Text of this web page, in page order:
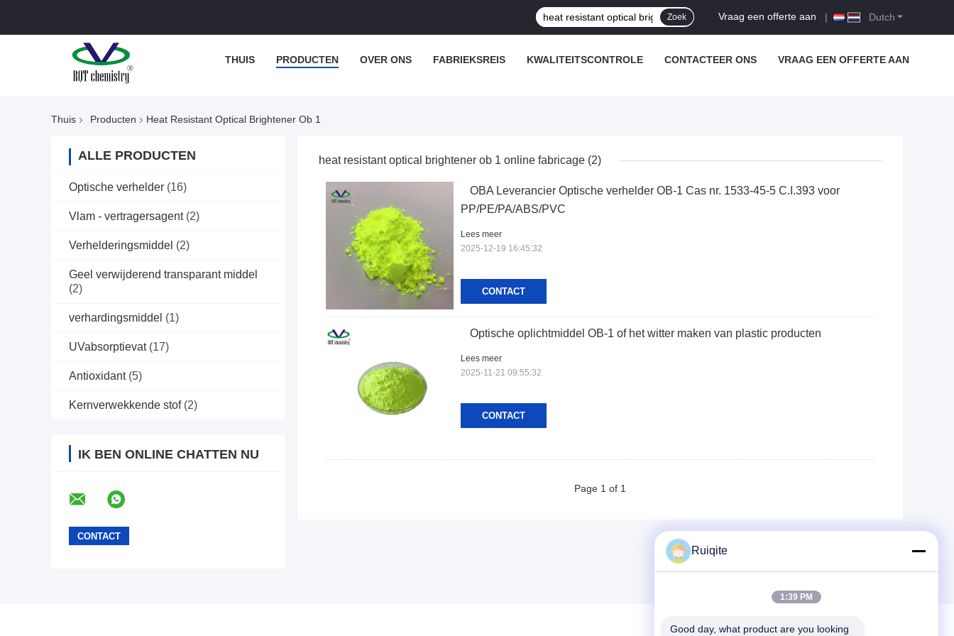
Dutch
Vraag een offerte aan |
Zoek
THUIS PRODUCTEN OVER ONS FABRIEKSREIS KWALITEITSCONTROLE CONTACTEER ONS VRAAG EEN OFFERTE AAN
Thuis Producten Heat Resistant Optical Brightener Ob 1
ALLE PRODUCTEN
Optische verhelder (16)
Vlam - vertragersagent (2)
Verhelderingsmiddel (2)
Geel verwijderend transparant middel
(2)
verhardingsmiddel (1)
UVabsorptievat (17)
Antioxidant (5)
Kernverwekkende stof (2)
IK BEN ONLINE CHATTEN NU
heat resistant optical brightener ob 1 online fabricage (2)
OBA Leverancier Optische verhelder OB-1 Cas nr. 1533-45-5 C.I.393 voor
PP/PE/PA/ABS/PVC
CONTACT
Lees meer
2025-12-19 16:45:32
Optische oplichtmiddel OB-1 of het witter maken van plastic producten
CONTACT
Lees meer
2025-11-21 09:55:32
Page 1 of 1
Ruiqite
1:39 PM
Good day, what product are you looking